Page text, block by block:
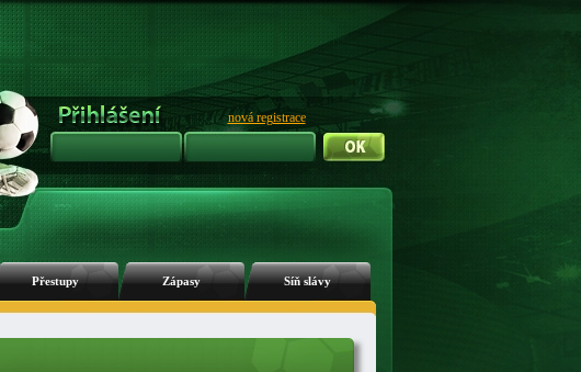
nová registrace
Přestupy Zápasy Síň slávy